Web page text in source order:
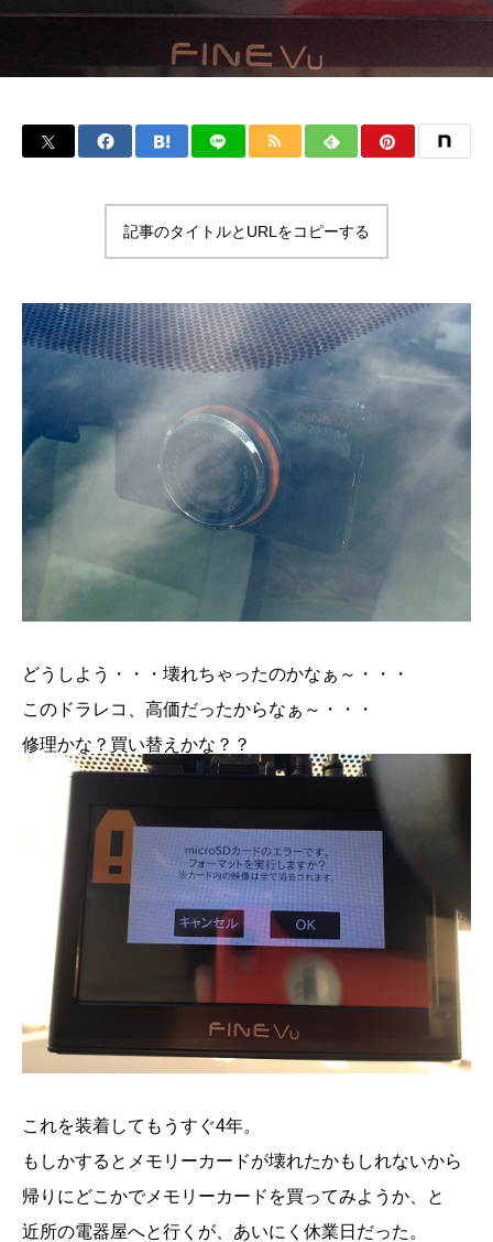
記事のタイトルとURLをコピーする
どうしよう・・・壊れちゃったのかなぁ～・・・
このドラレコ、高価だったからなぁ～・・・
修理かな？買い替えかな？？
これを装着してもうすぐ4年。
もしかするとメモリーカードが壊れたかもしれないから
帰りにどこかでメモリーカードを買ってみようか、と
近所の電器屋へと行くが、あいにく休業日だった。